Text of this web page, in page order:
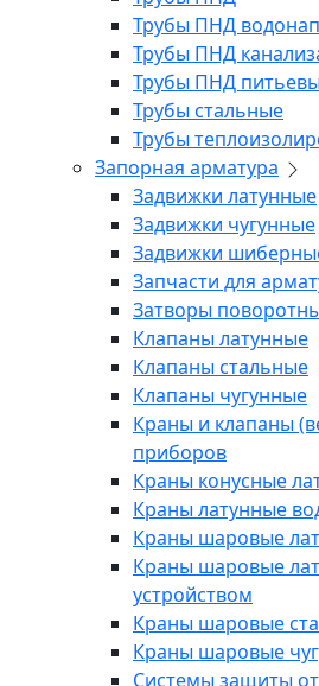
Трубы ПНД
Трубы ПНД
Трубы ПНД
Трубы стальные
Трубы
Запорная арматура
Задвижки латунные
Задвижки чугунные
Задвижки
Запчасти для
Затворы
Клапаны латунные
Клапаны стальные
Клапаны чугунные
Краны и клапаны
приборов
Краны конусные
Краны латунные
Краны шаровые
Краны шаровые
устройством
Краны шаровые
Краны шаровые
Системы защиты